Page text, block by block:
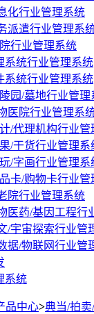
化行业管理系统
派遣行业管理系
行业管理系统
系统行业管理系统
系统行业管理系统
园/墓地行业管理
医院行业管理系
/代理机构行业管
/干货行业管理系
/字画行业管理系
卡/购物卡行业管
院行业管理系统
医药/基因工程行
/宇宙探索行业管
据/物联网行业管
系统
品中心>典当/拍